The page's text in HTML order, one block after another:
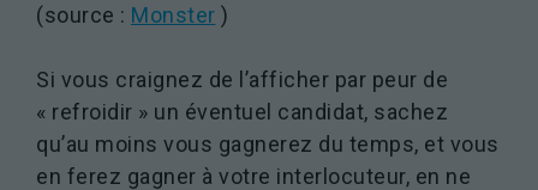
(source : Monster )
Si vous craignez de l’afficher par peur de
« refroidir » un éventuel candidat, sachez
qu’au moins vous gagnerez du temps, et vous
en ferez gagner à votre interlocuteur, en ne